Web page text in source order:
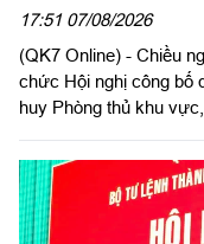
huy PTKV,
thuộc
17:51 07/08/2026
(QK7 Online) - Chiều
chức Hội nghị công bố
huy Phòng thủ khu
Ủy viên Quân ủy
Quân khu dự, chỉ đạo
viên Ban Thường vụ
Minh chủ trì hội nghị.